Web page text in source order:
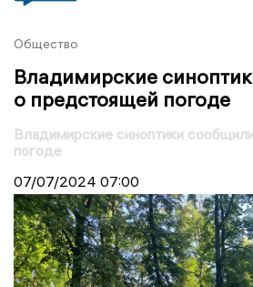
Общество
Владимирские
о предстоящей погоде
Владимирские синоптики
погоде
07/07/2024 07:00